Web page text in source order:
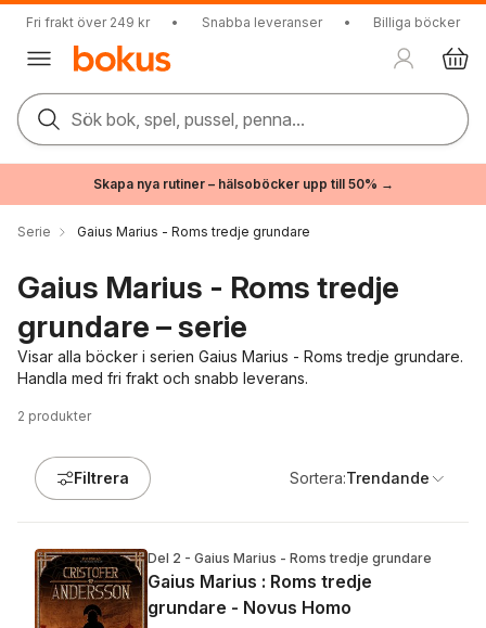
Fri frakt över 249 kr • Snabba leveranser • Billiga böcker
Sök bok, spel, pussel, penna...
Skapa nya rutiner – hälsoböcker upp till 50% →
Serie Gaius Marius - Roms tredje grundare
Gaius Marius - Roms tredje
grundare – serie
Visar alla böcker i serien Gaius Marius - Roms tredje grundare.
Handla med fri frakt och snabb leverans.
2 produkter
Filtrera Sortera:Trendande
Del 2 - Gaius Marius - Roms tredje grundare
Gaius Marius : Roms tredje
grundare - Novus Homo